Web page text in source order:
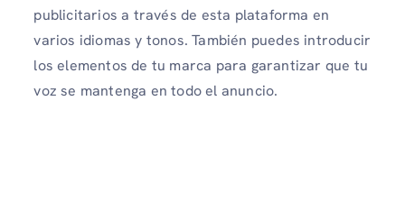
publicitarios a través de esta plataforma en
varios idiomas y tonos. También puedes introducir
los elementos de tu marca para garantizar que tu
voz se mantenga en todo el anuncio.